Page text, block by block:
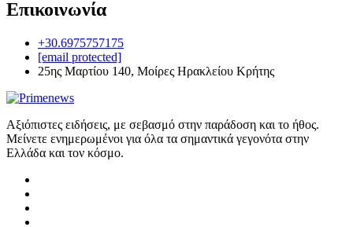
Επικοινωνία
+30.6975757175
[email protected]
25ης Μαρτίου 140, Μοίρες Ηρακλείου Κρήτης
Αξιόπιστες ειδήσεις, με σεβασμό στην παράδοση και το ήθος.
Μείνετε ενημερωμένοι για όλα τα σημαντικά γεγονότα στην
Ελλάδα και τον κόσμο.